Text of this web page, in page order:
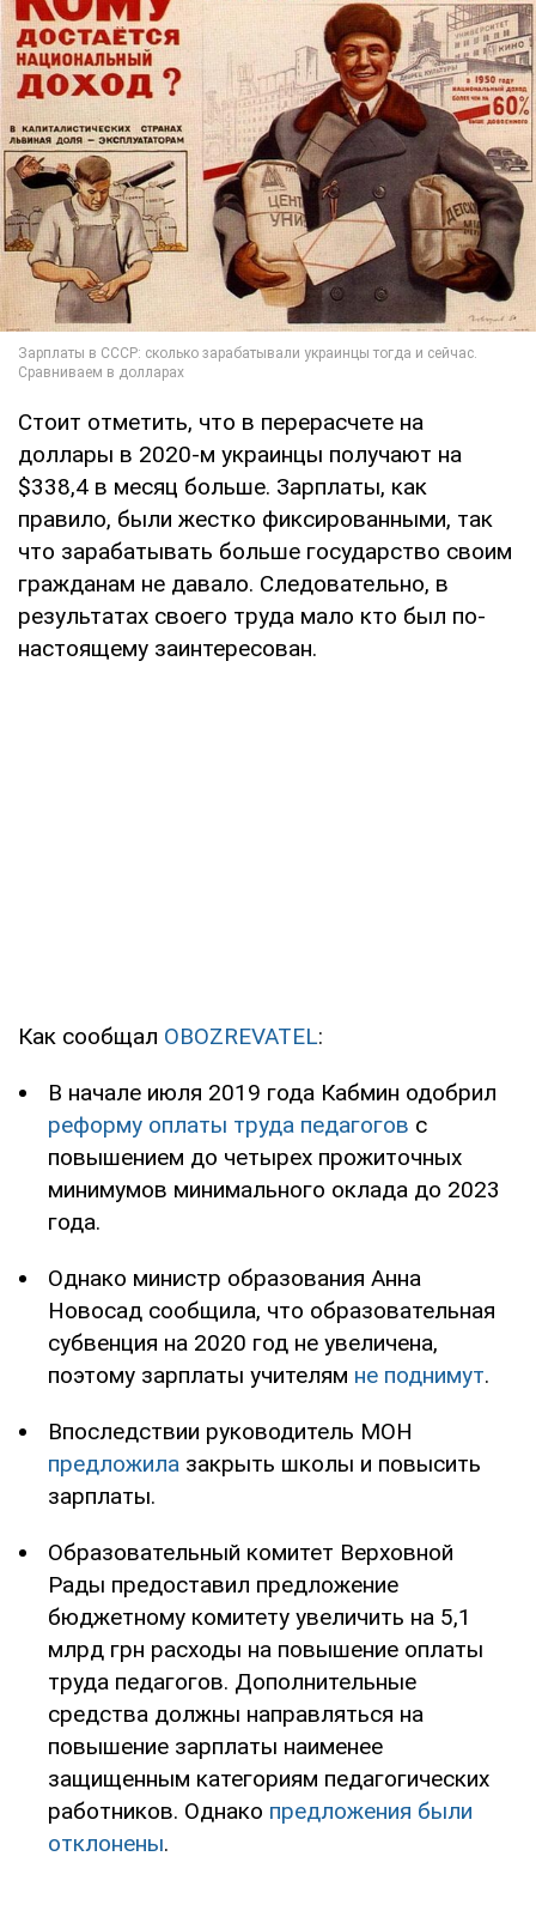
Стоит отметить, что в перерасчете на
доллары в 2020-м украинцы получают на
$338,4 в месяц больше. Зарплаты, как
правило, были жестко фиксированными, так
что зарабатывать больше государство своим
гражданам не давало. Следовательно, в
результатах своего труда мало кто был по-
настоящему заинтересован.
Как сообщал OBOZREVATEL:
В начале июля 2019 года Кабмин одобрил
реформу оплаты труда педагогов с
повышением до четырех прожиточных
минимумов минимального оклада до 2023
года.
Однако министр образования Анна
Новосад сообщила, что образовательная
субвенция на 2020 год не увеличена,
поэтому зарплаты учителям не поднимут.
Впоследствии руководитель МОН
предложила закрыть школы и повысить
зарплаты.
Образовательный комитет Верховной
Рады предоставил предложение
бюджетному комитету увеличить на 5,1
млрд грн расходы на повышение оплаты
труда педагогов. Дополнительные
средства должны направляться на
повышение зарплаты наименее
защищенным категориям педагогических
работников. Однако предложения были
отклонены.